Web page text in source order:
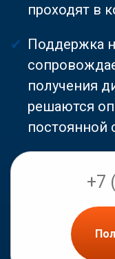
проходят в
Поддержка
получения
решаются
постоянной